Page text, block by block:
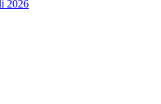
2026